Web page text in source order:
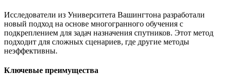
Исследователи из Университета Вашингтона разработали
новый подход на основе многогранного обучения с
подкреплением для задач назначения спутников. Этот метод
подходит для сложных сценариев, где другие методы
неэффективны.
Ключевые преимущества